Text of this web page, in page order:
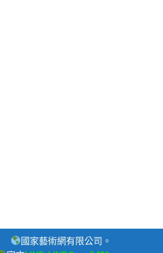
國家藝術網有限公司。